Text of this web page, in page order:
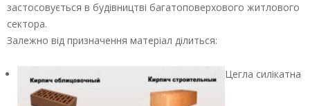
застосовується в будівництві багатоповерхового житлового
сектора.
Залежно від призначення матеріал ділиться:
Цегла силікатна